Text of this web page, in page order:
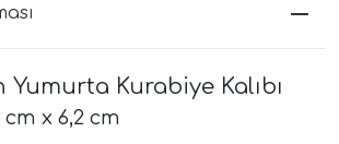
Kurabiye Kalıbı
x 6,2 cm